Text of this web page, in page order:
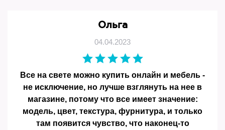
Ольга
04.04.2023
Все на свете можно купить онлайн и мебель -
не исключение, но лучше взглянуть на нее в
магазине, потому что все имеет значение:
модель, цвет, текстура, фурнитура, и только
там появится чувство, что наконец-то